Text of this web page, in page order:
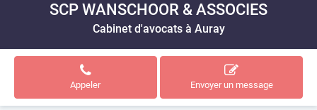
SCP WANSCHOOR & ASSOCIES
Cabinet d'avocats à Auray
Appeler Envoyer un message